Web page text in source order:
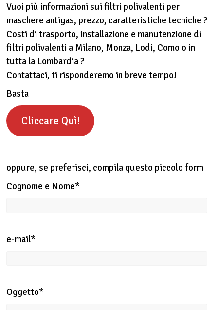
Vuoi più informazioni sui filtri polivalenti per
maschere antigas, prezzo, caratteristiche tecniche ?
Costi di trasporto, installazione e manutenzione di
filtri polivalenti a Milano, Monza, Lodi, Como o in
tutta la Lombardia ?
Contattaci, ti risponderemo in breve tempo!
Basta
Cliccare Quì!
oppure, se preferisci, compila questo piccolo form
Cognome e Nome*
e-mail*
Oggetto*